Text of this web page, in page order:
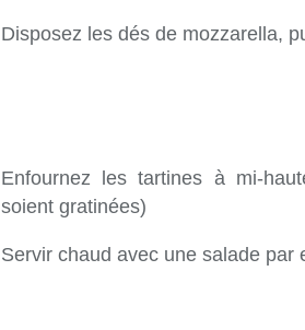
Disposez les dés de mozzarella,
Enfournez les tartines à mi-
soient gratinées)
Servir chaud avec une salade par